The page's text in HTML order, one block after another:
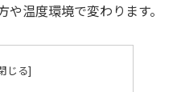
温度環境で変わります。